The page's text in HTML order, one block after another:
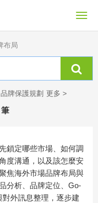
布局
品牌保護規劃 更多 >
鎖定哪些市場、如何調
度溝通，以及該怎麼安
焦海外市場品牌布局與
分析、品牌定位、Go-
外訊息整理，逐步建